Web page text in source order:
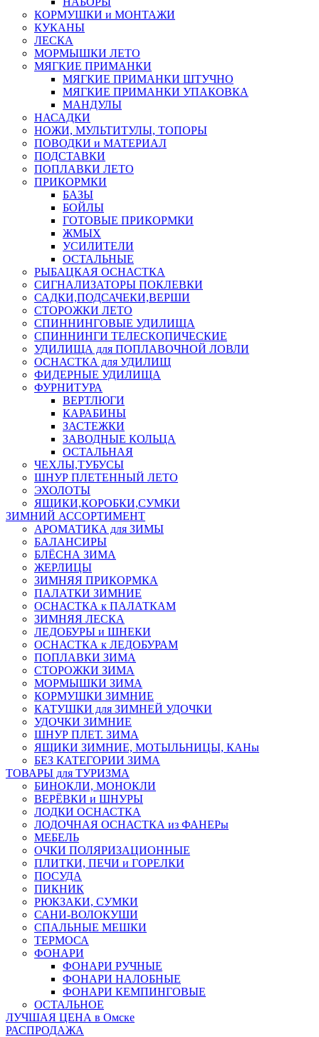
КОРМУШКИ и МОНТАЖИ
КУКАНЫ
ЛЕСКА
МОРМЫШКИ ЛЕТО
МЯГКИЕ ПРИМАНКИ
МЯГКИЕ ПРИМАНКИ ШТУЧНО
МЯГКИЕ ПРИМАНКИ УПАКОВКА
МАНДУЛЫ
НАСАДКИ
НОЖИ, МУЛЬТИТУЛЫ, ТОПОРЫ
ПОВОДКИ и МАТЕРИАЛ
ПОДСТАВКИ
ПОПЛАВКИ ЛЕТО
ПРИКОРМКИ
БАЗЫ
БОЙЛЫ
ГОТОВЫЕ ПРИКОРМКИ
ЖМЫХ
УСИЛИТЕЛИ
ОСТАЛЬНЫЕ
РЫБАЦКАЯ ОСНАСТКА
СИГНАЛИЗАТОРЫ ПОКЛЕВКИ
САДКИ,ПОДСАЧЕКИ,ВЕРШИ
СТОРОЖКИ ЛЕТО
СПИННИНГОВЫЕ УДИЛИЩА
СПИННИНГИ ТЕЛЕСКОПИЧЕСКИЕ
УДИЛИЩА для ПОПЛАВОЧНОЙ ЛОВЛИ
ОСНАСТКА для УДИЛИЩ
ФИДЕРНЫЕ УДИЛИЩА
ФУРНИТУРА
ВЕРТЛЮГИ
КАРАБИНЫ
ЗАСТЕЖКИ
ЗАВОДНЫЕ КОЛЬЦА
ОСТАЛЬНАЯ
ЧЕХЛЫ,ТУБУСЫ
ШНУР ПЛЕТЕННЫЙ ЛЕТО
ЭХОЛОТЫ
ЯЩИКИ,КОРОБКИ,СУМКИ
ЗИМНИЙ АССОРТИМЕНТ
АРОМАТИКА для ЗИМЫ
БАЛАНСИРЫ
БЛЁСНА ЗИМА
ЖЕРЛИЦЫ
ЗИМНЯЯ ПРИКОРМКА
ПАЛАТКИ ЗИМНИЕ
ОСНАСТКА к ПАЛАТКАМ
ЗИМНЯЯ ЛЕСКА
ЛЕДОБУРЫ и ШНЕКИ
ОСНАСТКА к ЛЕДОБУРАМ
ПОПЛАВКИ ЗИМА
СТОРОЖКИ ЗИМА
МОРМЫШКИ ЗИМА
КОРМУШКИ ЗИМНИЕ
КАТУШКИ для ЗИМНЕЙ УДОЧКИ
УДОЧКИ ЗИМНИЕ
ШНУР ПЛЕТ. ЗИМА
ЯЩИКИ ЗИМНИЕ, МОТЫЛЬНИЦЫ, КАНы
БЕЗ КАТЕГОРИИ ЗИМА
ТОВАРЫ для ТУРИЗМА
БИНОКЛИ, МОНОКЛИ
ВЕРЁВКИ и ШНУРЫ
ЛОДКИ ОСНАСТКА
ЛОДОЧНАЯ ОСНАСТКА из ФАНЕРы
МЕБЕЛЬ
ОЧКИ ПОЛЯРИЗАЦИОННЫЕ
ПЛИТКИ, ПЕЧИ и ГОРЕЛКИ
ПОСУДА
ПИКНИК
РЮКЗАКИ, СУМКИ
САНИ-ВОЛОКУШИ
СПАЛЬНЫЕ МЕШКИ
ТЕРМОСА
ФОНАРИ
ФОНАРИ РУЧНЫЕ
ФОНАРИ НАЛОБНЫЕ
ФОНАРИ КЕМПИНГОВЫЕ
ОСТАЛЬНОЕ
ЛУЧШАЯ ЦЕНА в Омске
РАСПРОДАЖА